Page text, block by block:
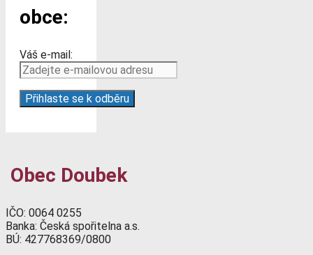
obce:
Váš e-mail:
Obec Doubek
IČO: 0064 0255
Banka: Česká spořitelna a.s.
BÚ: 427768369/0800